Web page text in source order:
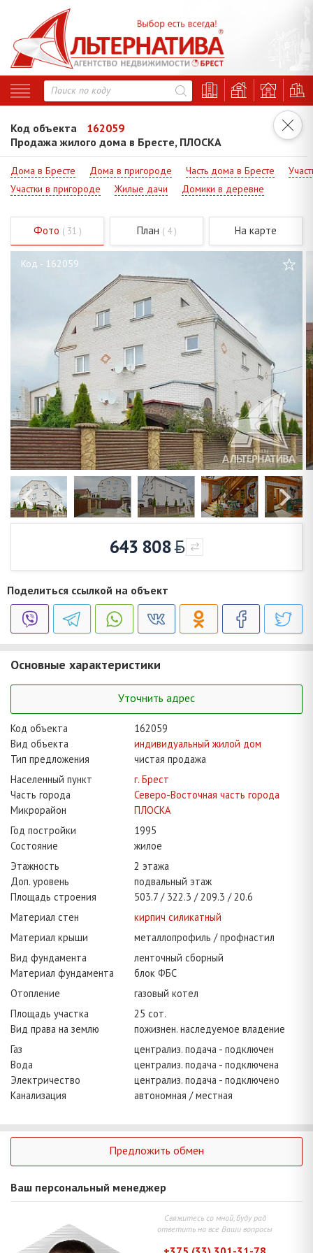
Код объекта
162059
Продажа жилого дома в Бресте, ПЛОСКА
Дома в Бресте Дома в пригороде Часть дома в Бресте
Участки в пригороде
Жилые дачи Домики в деревне
Фото ( 31 ) План ( 4 ) На карте
Код - 162059
643 808
Поделиться ссылкой на объект
Основные характеристики
Уточнить адрес
Код объекта
162059
Вид объекта
индивидуальный жилой дом
Тип предложения
чистая продажа
Населенный пункт
г. Брест
Часть города
Северо-Восточная часть города
Микрорайон
ПЛОСКА
Год постройки
1995
Состояние
жилое
Этажность
2 этажа
Доп. уровень
подвальный этаж
Площадь строения
503.7 322.3 209.3
20.6
Материал стен
кирпич силикатный
Материал крыши
металлопрофиль / профнастил
Вид фундамента
ленточный сборный
Материал фундамента
блок ФБС
Отопление
газовый котел
Площадь участка
25 сот.
Вид права на землю
пожизнен. наследуемое владение
Газ
централиз. подача - подключен
Вода
централиз. подача - подключена
Электричество
централиз. подача - подключено
Канализация
автономная / местная
Предложить обмен
Ваш персональный менеджер
Свяжитесь со мной, буду рад
ответить на все Ваши вопросы